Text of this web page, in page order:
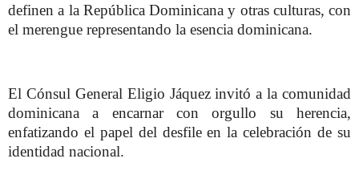
definen a la República Dominicana y otras culturas, con
el merengue representando la esencia dominicana.
El Cónsul General Eligio Jáquez invitó a la comunidad
dominicana a encarnar con orgullo su herencia,
enfatizando el papel del desfile en la celebración de su
identidad nacional.